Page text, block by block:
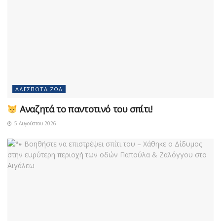
ΑΔΈΣΠΟΤΑ ΖΏΑ
Αναζητά το παντοτινό του σπίτι!
5 Αυγούστου 2026